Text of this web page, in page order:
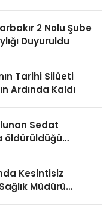
2 Nolu Şube
Duyuruldu
Tarihi Silüeti
Ardında Kaldı
Sedat
öldürüldüğü
Kesintisiz
Müdürü